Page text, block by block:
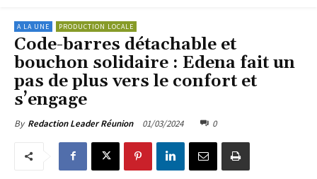
A LA UNE PRODUCTION LOCALE
Code-barres détachable et
bouchon solidaire : Edena fait un
pas de plus vers le confort et
s’engage
By Redaction Leader Réunion 01/03/2024 0